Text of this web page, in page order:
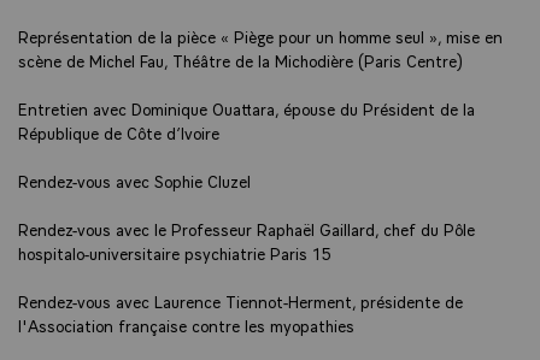
Représentation de la pièce « Piège pour un homme seul », mise en
scène de Michel Fau, Théâtre de la Michodière (Paris Centre)
Entretien avec Dominique Ouattara, épouse du Président de la
République de Côte d’Ivoire
Rendez-vous avec Sophie Cluzel
Rendez-vous avec le Professeur Raphaël Gaillard, chef du Pôle
hospitalo-universitaire psychiatrie Paris 15
Rendez-vous avec Laurence Tiennot-Herment, présidente de
l'Association française contre les myopathies